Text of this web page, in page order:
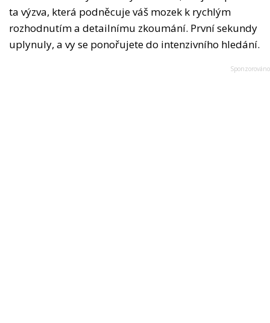
ta výzva, která podněcuje váš mozek k rychlým
rozhodnutím a detailnímu zkoumání. První sekundy
uplynuly, a vy se ponořujete do intenzivního hledání.